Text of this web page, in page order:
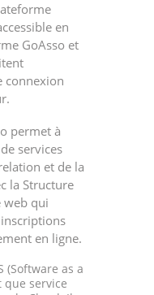
en
GoAsso et
connexion
permet à
services
et de la
la Structure
web qui
en ligne.
(Software as a
que service